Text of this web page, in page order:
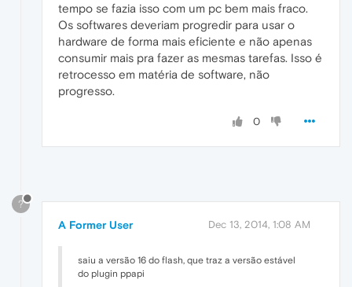
tempo se fazia isso com um pc bem mais fraco.
Os softwares deveriam progredir para usar o
hardware de forma mais eficiente e não apenas
consumir mais pra fazer as mesmas tarefas. Isso é
retrocesso em matéria de software, não
progresso.
0
?
A Former User Dec 13, 2014, 1:08 AM
saiu a versão 16 do flash, que traz a versão estável
do plugin ppapi